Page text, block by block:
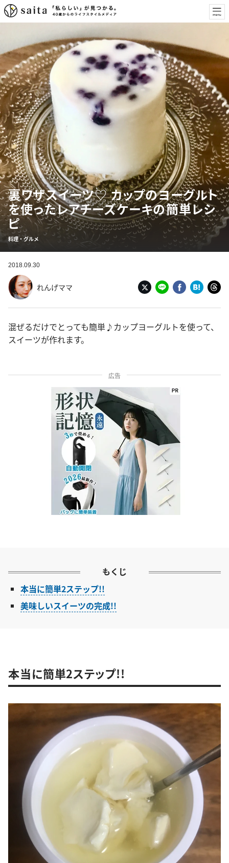
裏ワザスイーツ♡ カップのヨーグルト
を使ったレアチーズケーキの簡単レシ
ピ
料理・グルメ
2018.09.30
れんげママ
混ぜるだけでとっても簡単♪カップヨーグルトを使って、
スイーツが作れます。
広告
もくじ
本当に簡単2ステップ!!
美味しいスイーツの完成!!
本当に簡単2ステップ!!